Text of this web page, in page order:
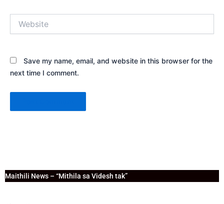
Save my name, email, and website in this browser for the
next time I comment.
Maithili News – “Mithila sa Videsh tak”